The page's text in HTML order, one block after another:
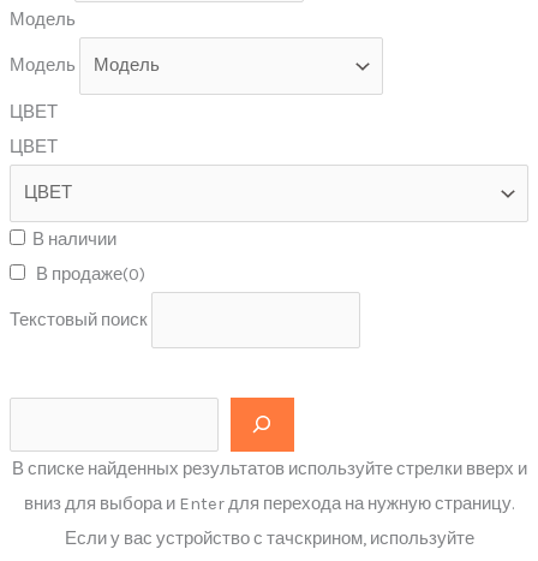
Модель
Модель
ЦВЕТ
ЦВЕТ
В наличии
В продаже(0)
Текстовый поиск
В списке найденных результатов используйте стрелки вверх и
вниз для выбора и Enter для перехода на нужную страницу.
Если у вас устройство с тачскрином, используйте